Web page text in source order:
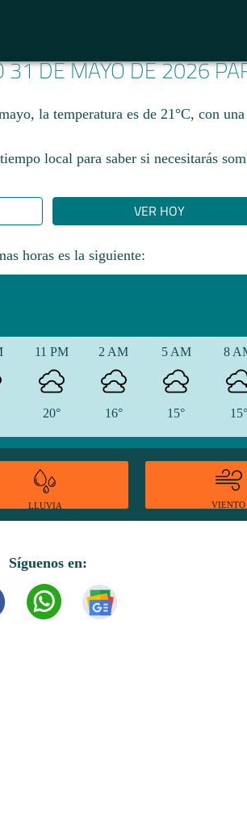
31 DE MAYO DE 2026
la temperatura es de 21°C, con
local para saber si necesitarás
VER HOY
horas es la siguiente:
11 PM
20°
2 AM
16°
5 AM
15°
8
15°
LLUVIA VIENTO
Síguenos en: